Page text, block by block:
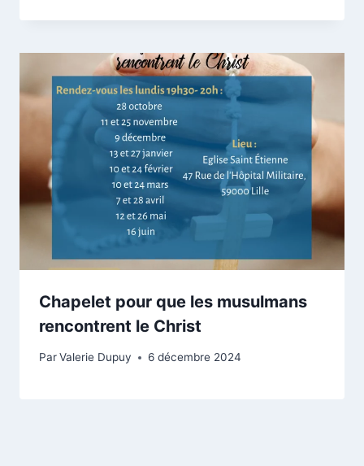
Chapelet pour que les musulmans
rencontrent le Christ
ParValerie Dupuy 6 décembre 2024